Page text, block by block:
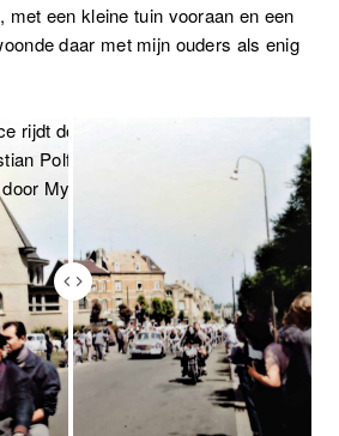
met een kleine tuin vooraan en een
daar met mijn ouders als enig